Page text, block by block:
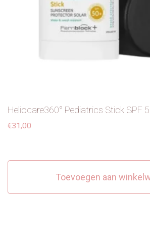
Heliocare360° Pediatrics Stick SPF
€31,00
Toevoegen aan